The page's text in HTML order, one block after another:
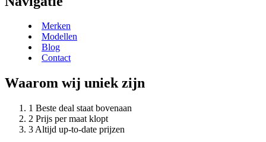
Merken
Modellen
Blog
Contact
Waarom wij uniek zijn
Beste deal staat bovenaan
Prijs per maat klopt
Altijd up-to-date prijzen